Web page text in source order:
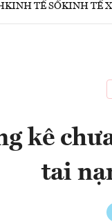
KINH TẾ SỐKINH TẾ
kê
tai